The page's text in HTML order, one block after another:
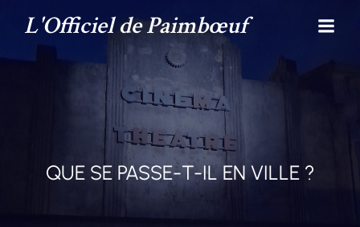
L'Officiel de Paimbœuf
QUE SE PASSE-T-IL EN VILLE ?